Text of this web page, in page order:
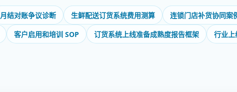
月结对账争议诊断 生鲜配送订货系统费用测算 连锁门店补货协同案
客户启用和培训 SOP 订货系统上线准备成熟度报告框架 行业上